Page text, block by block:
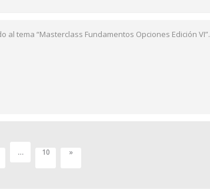
al tema “Masterclass Fundamentos Opciones Edición VI”.
… 10 »